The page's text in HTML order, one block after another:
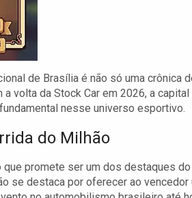
de Brasília é não só uma crônica
volta da Stock Car em 2026, a
nesse universo esportivo.
do Milhão
que promete ser um dos destaques
se destaca por oferecer ao